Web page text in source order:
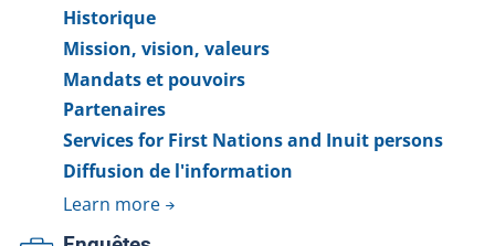
Historique
Mission, vision, valeurs
Mandats et pouvoirs
Partenaires
Services for First Nations and Inuit persons
Diffusion de l'information
Learn more